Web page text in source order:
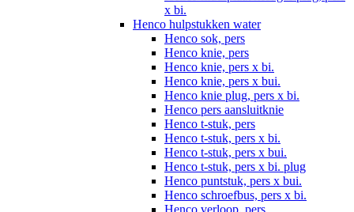
x bi.
Henco hulpstukken water
Henco sok, pers
Henco knie, pers
Henco knie, pers x bi.
Henco knie, pers x bui.
Henco knie plug, pers x bi.
Henco pers aansluitknie
Henco t-stuk, pers
Henco t-stuk, pers x bi.
Henco t-stuk, pers x bui.
Henco t-stuk, pers x bi. plug
Henco puntstuk, pers x bui.
Henco schroefbus, pers x bi.
Henco verloop, pers